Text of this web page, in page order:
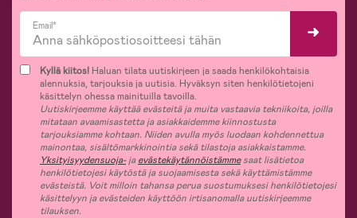
Email*
Kyllä kiitos! Haluan tilata uutiskirjeen ja saada henkilökohtaisia
alennuksia, tarjouksia ja uutisia. Hyväksyn siten henkilötietojeni
käsittelyn ohessa mainituilla tavoilla.
Uutiskirjeemme käyttää evästeitä ja muita vastaavia tekniikoita, joilla
mitataan avaamisastetta ja asiakkaidemme kiinnostusta
tarjouksiamme kohtaan. Niiden avulla myös luodaan kohdennettua
mainontaa, sisältömarkkinointia sekä tilastoja asiakkaistamme.
Yksityisyydensuoja-jaevästekäytännöistämmesaat lisätietoa
henkilötietojesi käytöstä ja suojaamisesta sekä käyttämistämme
evästeistä. Voit milloin tahansa perua suostumuksesi henkilötietojesi
käsittelyyn ja evästeiden käyttöön irtisanomalla uutiskirjeemme
tilauksen.